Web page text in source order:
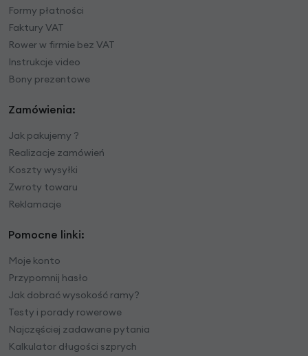
Formy płatności
Faktury VAT
Rower w firmie bez VAT
Instrukcje video
Bony prezentowe
Zamówienia:
Jak pakujemy ?
Realizacje zamówień
Koszty wysyłki
Zwroty towaru
Reklamacje
Pomocne linki:
Moje konto
Przypomnij hasło
Jak dobrać wysokość ramy?
Testy i porady rowerowe
Najczęściej zadawane pytania
Kalkulator długości szprych